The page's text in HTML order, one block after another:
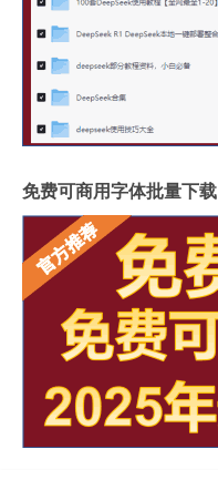
免费可商用字体批量下载